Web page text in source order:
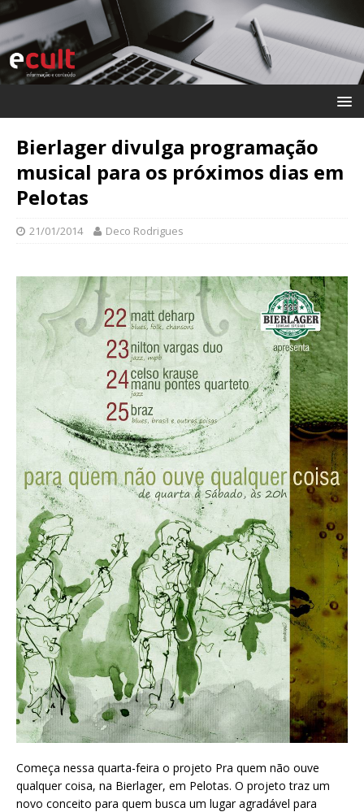
Bierlager divulga programação
musical para os próximos dias em
Pelotas
21/01/2014 Deco Rodrigues
Começa nessa quarta-feira o projeto Pra quem não ouve
qualquer coisa, na Bierlager, em Pelotas. O projeto traz um
novo conceito para quem busca um lugar agradável para